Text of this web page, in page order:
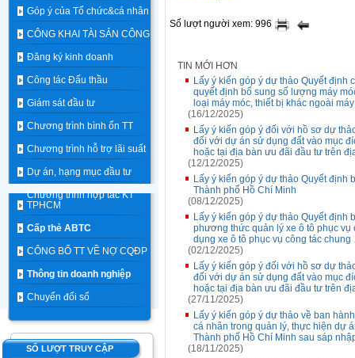
Góp ý của Tổ chức&cá nhân
CÔNG KHAI TÀI SẢN CÔNG
Đăng ký kinh doanh
Công tác Đấu thầu
Giám sát đầu tư
Chương trình bình ổn TT
Chương trình hỗ trợ lãi suất
Dự án, hạng mục đầu tư
Chương trình hợp tác KT
TPHCM
Cấp thẻ ABTC
CÔNG BỐ TT VỀ NỢ CQĐP
Thông tin doanh nghiệp
Chuyển đổi số
SỐ LƯỢT TRUY CẬP
Số lượt người xem: 996
TIN MỚI HƠN
Lấy ý kiến góp ý dự thảo Quyết định
quyết định bổ sung số lượng máy
loại máy móc, thiết bị khác ngoài
(16/12/2025)
Lấy ý kiến góp ý đối với hồ sơ dự
đối với dự án sử dụng đất vào mục
hoặc tại địa bàn ưu đãi đầu tư trên
(12/12/2025)
Lấy ý kiến góp ý dự thảo Quyết định
Thành phố Hồ Chí Minh
(08/12/2025)
Lấy ý kiến góp ý dự thảo Quyết định
phương thức quản lý xe ô tô phục
dụng xe ô tô phục vụ công tác
(02/12/2025)
Lấy ý kiến góp ý đối với hồ sơ dự
đối với dự án sử dụng đất vào mục
hoặc tại địa bàn ưu đãi đầu tư trên
(27/11/2025)
Lấy ý kiến góp ý dự thảo về ban
cá nhân trong quản lý, thực hiện dự
Thành phố Hồ Chí Minh sau sáp
(18/11/2025)